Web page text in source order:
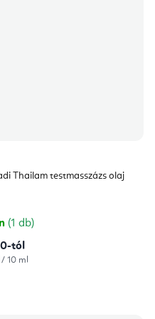
Thailam testmasszázs olaj
(1 db)
tól
10 ml